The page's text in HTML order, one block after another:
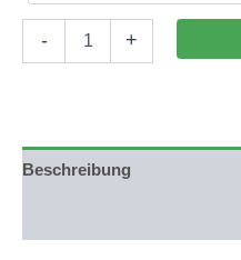
-
120x40x40cm
Besta
+
Beschreibung